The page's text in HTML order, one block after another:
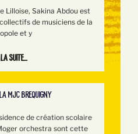
Lilloise, Sakina Abdou est
de musiciens de la
et y
suite...
MJC BREQUIGNY
de création scolaire
orchestra sont cette